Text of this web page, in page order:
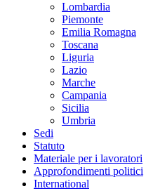
Lombardia
Piemonte
Emilia Romagna
Toscana
Liguria
Lazio
Marche
Campania
Sicilia
Umbria
Sedi
Statuto
Materiale per i lavoratori
Approfondimenti politici
International